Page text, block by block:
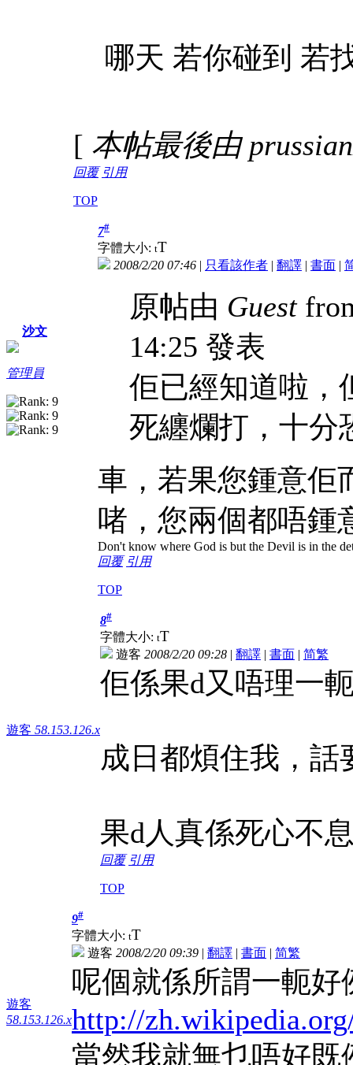
哪天 若你碰到 若
[ 本帖最後由
回覆 引用
TOP
沙文
管理員
7#
字體大小: tT
2008/2/20 07:46 | 只看該作者 | 翻譯 | 書面 |
原帖由 Guest
14:25 發表
佢已經知道啦，
死纏爛打，十分
車，若果您鍾意佢
啫，您兩個都唔鍾
Don't know where God is but the Devil is in the
回覆 引用
TOP
遊客 58.153.126.x
8#
字體大小: tT
遊客 2008/2/20 09:28 | 翻譯 | 書面 | 简繁
佢係果d又唔理一
成日都煩住我，話
果d人真係死心不
回覆 引用
TOP
遊客
58.153.126.x
9#
字體大小: tT
遊客 2008/2/20 09:39 | 翻譯 | 書面 | 简繁
呢個就係所謂一軛好
http://
當然我就無乜唔好